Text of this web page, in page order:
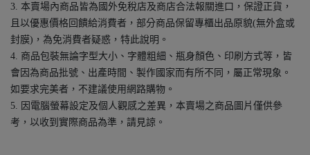
3. 本賣場內商品皆為國外免稅店及商店合法報關進口，保證正貨，
且以優惠價格回饋給消費者，部分商品保留專櫃出品原貌(無外盒或
封膜)，為免消費者疑惑，特此說明。
4. 商品包裝無論字型大小、字體粗細、瓶身顏色、印刷方式等，皆
會因為商品批號、出產時間、製作國家而有所不同，屬正常現象。
如要求完美者，不建議使用網路購物。
5. 因電腦螢幕設定及個人觀感之差異，本賣場之商品圖片僅供參
考，以收到實際商品為準，請見諒。